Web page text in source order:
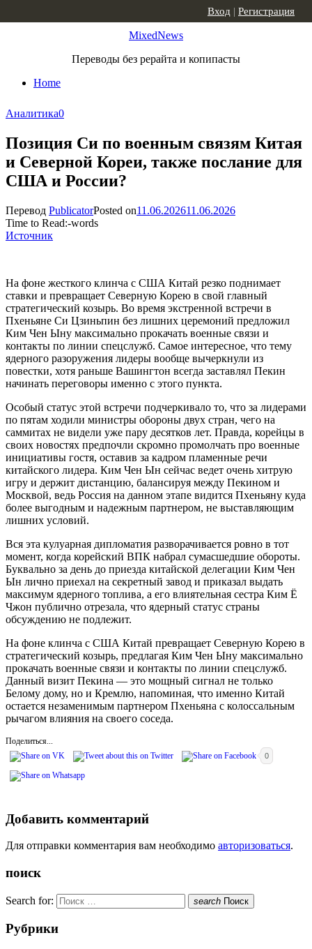
MixedNews
Переводы без рерайта и копипасты
Home
Вход | Регистрация
Аналитика0
Позиция Си по военным связям Китая
и Северной Кореи, также послание для
США и России?
Перевод PublicatorPosted on11.06.202611.06.2026
Time to Read:-words
Источник
На фоне жесткого клинча с США Китай резко поднимает
ставки и превращает Северную Корею в свой главный
стратегический козырь. Во время экстренной встречи в
Пхеньяне Си Цзиньпин без лишних церемоний предложил
Ким Чен Ыну максимально прокачать военные связи и
контакты по линии спецслужб. Самое интересное, что тему
ядерного разоружения лидеры вообще вычеркнули из
повестки, хотя раньше Вашингтон всегда заставлял Пекин
начинать переговоры именно с этого пункта.
Особый статус этой встречи подчеркивало то, что за лидерами
по пятам ходили министры обороны двух стран, чего на
саммитах не видели уже пару десятков лет. Правда, корейцы в
своих новостях предпочли скромно промолчать про военные
инициативы гостя, оставив за кадром пламенные речи
китайского лидера. Ким Чен Ын сейчас ведет очень хитрую
игру и держит дистанцию, балансируя между Пекином и
Москвой, ведь Россия на данном этапе видится Пхеньяну куда
более выгодным и надежным партнером, не выставляющим
лишних условий.
Вся эта кулуарная дипломатия разворачивается ровно в тот
момент, когда корейский ВПК набрал сумасшедшие обороты.
Буквально за день до приезда китайской делегации Ким Чен
Ын лично приехал на секретный завод и приказал выдать
максимум ядерного топлива, а его влиятельная сестра Ким Ё
Чжон публично отрезала, что ядерный статус страны
обсуждению не подлежит.
На фоне клинча с США Китай превращает Северную Корею в
стратегический козырь, предлагая Ким Чен Ыну максимально
прокачать военные связи и контакты по линии спецслужб.
Данный визит Пекина — это мощный сигнал не только
Белому дому, но и Кремлю, напоминая, что именно Китай
остается незаменимым партнером Пхеньяна с колоссальным
рычагом влияния на своего соседа.
Поделиться...
0
Добавить комментарий
Для отправки комментария вам необходимо авторизоваться.
поиск
Search for: search Поиск
Рубрики